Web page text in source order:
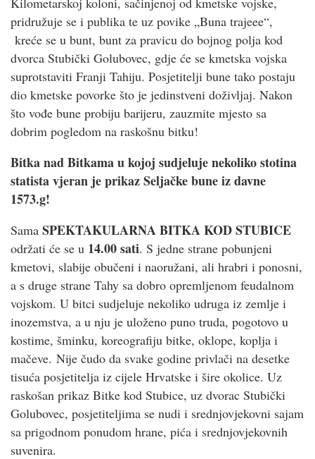
pridružuje se i publika te uz povike „Buna trajeee“,
kreće se u bunt, bunt za pravicu do bojnog polja kod
dvorca Stubički Golubovec, gdje će se kmetska vojska
suprotstaviti Franji Tahiju. Posjetitelji bune tako postaju
dio kmetske povorke što je jedinstveni doživljaj. Nakon
što vođe bune probiju barijeru, zauzmite mjesto sa
dobrim pogledom na raskošnu bitku!
Bitka nad Bitkama u kojoj sudjeluje nekoliko stotina
statista vjeran je prikaz Seljačke bune iz davne
1573.g!
Sama SPEKTAKULARNA BITKA KOD STUBICE
održati će se u 14.00 sati. S jedne strane pobunjeni
kmetovi, slabije obučeni i naoružani, ali hrabri i ponosni,
a s druge strane Tahy sa dobro opremljenom feudalnom
vojskom. U bitci sudjeluje nekoliko udruga iz zemlje i
inozemstva, a u nju je uloženo puno truda, pogotovo u
kostime, šminku, koreografiju bitke, oklope, koplja i
mačeve. Nije čudo da svake godine privlači na desetke
tisuća posjetitelja iz cijele Hrvatske i šire okolice. Uz
raskošan prikaz Bitke kod Stubice, uz dvorac Stubički
Golubovec, posjetiteljima se nudi i srednjovjekovni sajam
sa prigodnom ponudom hrane, pića i srednjovjekovnih
suvenira.